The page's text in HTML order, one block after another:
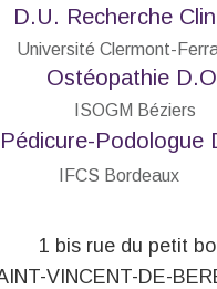
D.U. Recherche
Université Clermont-
Ostéopathie
ISOGM Béziers
1 bis rue du petit
VINCENT-DE-
Pédicure-Podologue
IFCS Bordeaux